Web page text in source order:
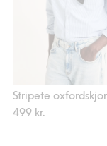
499 kr.